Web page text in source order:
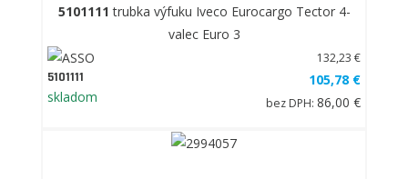
5101111 trubka výfuku Iveco Eurocargo Tector 4-
valec Euro 3
5101111
skladom
132,23 €
105,78 €
bez DPH: 86,00 €